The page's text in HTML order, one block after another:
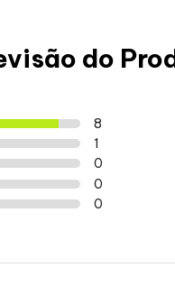
do
8
1
0
0
0